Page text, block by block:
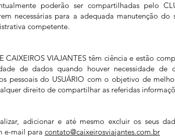
poderão ser compartilhadas pelo
necessárias para a adequada manutenção
competente.
CAIXEIROS VIAJANTES têm ciência e estão
de dados quando houver necessidade de
pessoais do USUÁRIO com o objetivo de
direito de compartilhar as referidas
adicionar e até mesmo excluir os seus
e-mail para contato@caixeirosviajantes.com.br